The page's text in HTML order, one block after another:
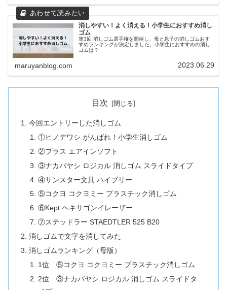
消しやすい！よく消える！小学生におすすめ消し
ゴム
第3回 消しゴム選手権を開催し、母と息子の消しゴムおす
すめランキングが決定しました。小学生におすすめの消し
ゴムは？
maruyanblog.com 2023.06.29
目次
今回エントリーした消しゴム
①ヒノデワシ がんばれ！小学生消しゴム
②プラス エアインソフト
③ナカバヤシ ロジカル 消しゴム スライドタイプ
④サンスター文具 ハイブリー
⑤コクヨ コクヨミー プラスチック消しゴム
⑥Kept ヘキサゴンイレーザー
⑦ステッドラー STAEDTLER 525 B20
消しゴムで文字を消してみた
消しゴムランキング（母版）
1位 ⑤コクヨ コクヨミー プラスチック消しゴム
2位 ③ナカバヤシ ロジカル 消しゴム スライドタ